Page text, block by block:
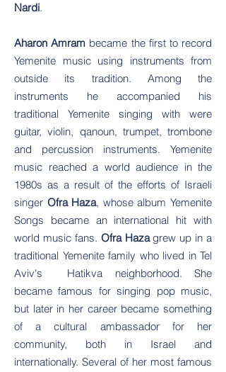
Nardi.
Aharon Amram became the first to record
Yemenite music using instruments from
outside its tradition. Among the
instruments he accompanied his
traditional Yemenite singing with were
guitar, violin, qanoun, trumpet, trombone
and percussion instruments. Yemenite
music reached a world audience in the
1980s as a result of the efforts of Israeli
singer Ofra Haza, whose album Yemenite
Songs became an international hit with
world music fans. Ofra Hazagrew up in a
traditional Yemenite family who lived in Tel
Aviv's Hatikva neighborhood. She
became famous for singing pop music,
but later in her career became something
of a cultural ambassador for her
community, both in Israel and
internationally. Several of her most famous